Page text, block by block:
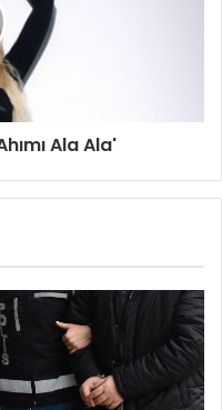
Ala Ala'